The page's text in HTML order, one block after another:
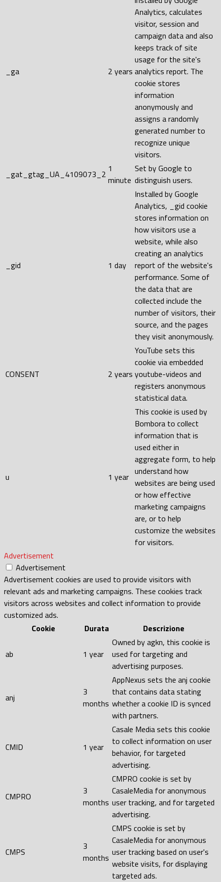
_ga 2 years
Analytics, calculates
visitor, session and
campaign data and also
keeps track of site
usage for the site's
analytics report. The
cookie stores
information
anonymously and
assigns a randomly
generated number to
recognize unique
visitors.
_gat_gtag_UA_4109073_2 1
minute
Set by Google to
distinguish users.
_gid 1 day
Installed by Google
Analytics, _gid cookie
stores information on
how visitors use a
website, while also
creating an analytics
report of the website's
performance. Some of
the data that are
collected include the
number of visitors, their
source, and the pages
they visit anonymously.
CONSENT 2 years
YouTube sets this
cookie via embedded
youtube-videos and
registers anonymous
statistical data.
u 1 year
This cookie is used by
Bombora to collect
information that is
used either in
aggregate form, to help
understand how
websites are being used
or how effective
marketing campaigns
are, or to help
customize the websites
for visitors.
Advertisement
Advertisement
Advertisement cookies are used to provide visitors with
relevant ads and marketing campaigns. These cookies track
visitors across websites and collect information to provide
customized ads.
Cookie
Durata Descrizione
ab 1 year
Owned by agkn, this cookie is
used for targeting and
advertising purposes.
anj
3
months
AppNexus sets the anj cookie
that contains data stating
whether a cookie ID is synced
with partners.
CMID 1 year
Casale Media sets this cookie
to collect information on user
behavior, for targeted
advertising.
CMPRO
3
months
CMPRO cookie is set by
CasaleMedia for anonymous
user tracking, and for targeted
advertising.
CMPS
3
months
CMPS cookie is set by
CasaleMedia for anonymous
user tracking based on user's
website visits, for displaying
targeted ads.